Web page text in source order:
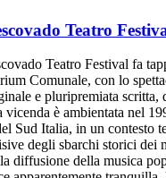
Teatro
Teatro Festival fa
Comunale, con lo
e pluripremiata scritta,
è ambientata nel
Sud Italia, in un contesto
degli sbarchi storici dei
diffusione della musica